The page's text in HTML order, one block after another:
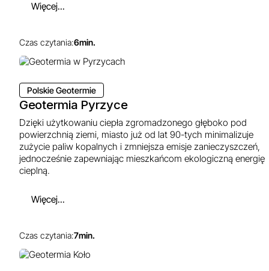
Więcej...
Czas czytania:6min.
Polskie Geotermie
Geotermia Pyrzyce
Dzięki użytkowaniu ciepła zgromadzonego głęboko pod
powierzchnią ziemi, miasto już od lat 90-tych minimalizuje
zużycie paliw kopalnych i zmniejsza emisje zanieczyszczeń,
jednocześnie zapewniając mieszkańcom ekologiczną energię
cieplną.
Więcej...
Czas czytania:7min.